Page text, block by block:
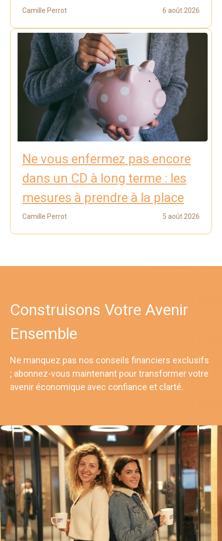
Camille Perrot 6 août 2026
Ne vous enfermez pas encore
dans un CD à long terme : les
mesures à prendre à la place
Camille Perrot 5 août 2026
Construisons Votre Avenir
Ensemble
Ne manquez pas nos conseils financiers exclusifs
; abonnez-vous maintenant pour transformer votre
avenir économique avec confiance et clarté.